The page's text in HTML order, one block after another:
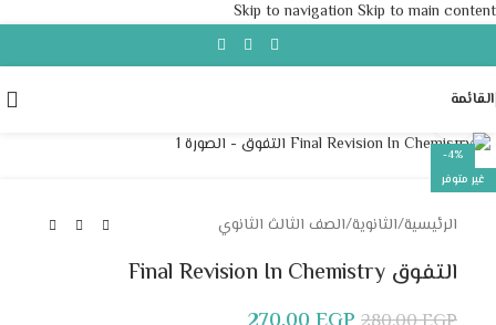
Skip to navigation Skip to main content
القائمة
-4%
غير متوفر
الرئيسية/الثانوية/الصف الثالث الثانوي
التفوق Final Revision In Chemistry